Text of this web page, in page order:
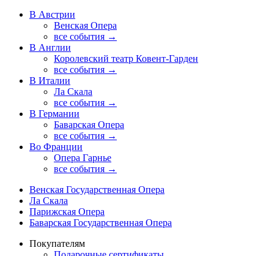
В Австрии
Венская Опера
все события →
В Англии
Королевский театр Ковент-Гарден
все события →
В Италии
Ла Скала
все события →
В Германии
Баварская Опера
все события →
Во Франции
Опера Гарнье
все события →
Венская Государственная Опера
Ла Скала
Парижская Опера
Баварская Государственная Опера
Покупателям